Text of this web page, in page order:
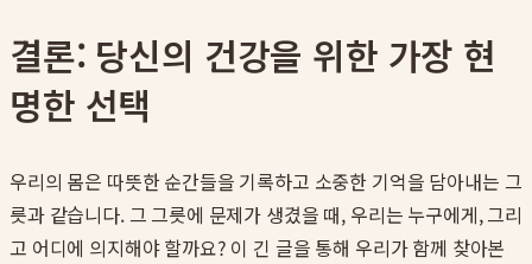
결론: 당신의 건강을 위한 가장 현
명한 선택
우리의 몸은 따뜻한 순간들을 기록하고 소중한 기억을 담아내는 그
릇과 같습니다. 그 그릇에 문제가 생겼을 때, 우리는 누구에게, 그리
고 어디에 의지해야 할까요? 이 긴 글을 통해 우리가 함께 찾아본